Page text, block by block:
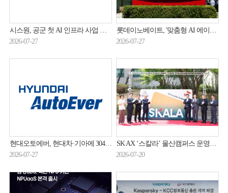
시스원, 공군 첫 AI 인프라 사업 나선다
2026-07-27
롯데이노베이트, '맞춤형 AI 에이전트'로 롯데 AX 이끈다
2026-07-27
현대오토에버, 현대차·기아에 3044억원 규모 GPU 서버 공급
2026-07-27
SK AX ‘스칼라’ 울산캠퍼스 운영…산업 AI 전환 인재 양성
2026-07-20